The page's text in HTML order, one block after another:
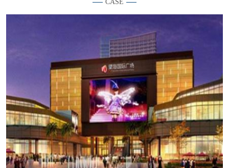
海南海口望海国际广场多媒体音乐喷泉项目
望海国际广场地处海口市海秀路中心位置（现民生百货及望海
楼），位于金融中心﹑行政腹地﹑商业心脏，是海口商业经济新纪
元的象征，是海口市乃至海南区域人流量最大的繁华商业区，具有
绝对优势的商业氛围。周边基础设施完善，商业﹑金融﹑文化﹑娱